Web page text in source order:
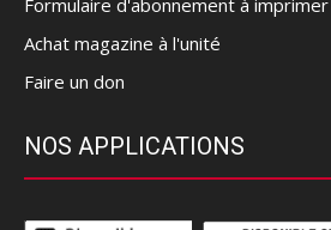
Formulaire d'abonnement à imprimer
Achat magazine à l'unité
Faire un don
NOS APPLICATIONS